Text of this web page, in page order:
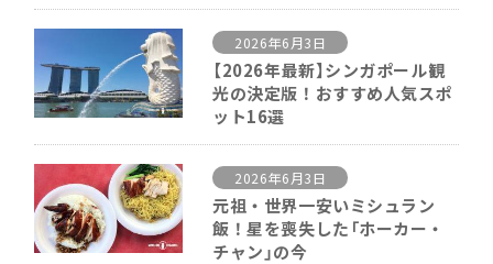
2026年6月3日
【2026年最新】シンガポール観
光の決定版！おすすめ人気スポ
ット16選
2026年6月3日
元祖・世界一安いミシュラン
飯！星を喪失した「ホーカー・
チャン」の今